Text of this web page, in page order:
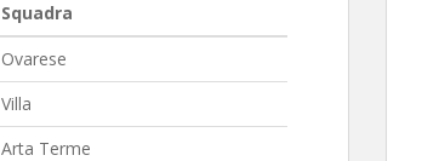
Squadra
Ovarese
Villa
Arta Terme